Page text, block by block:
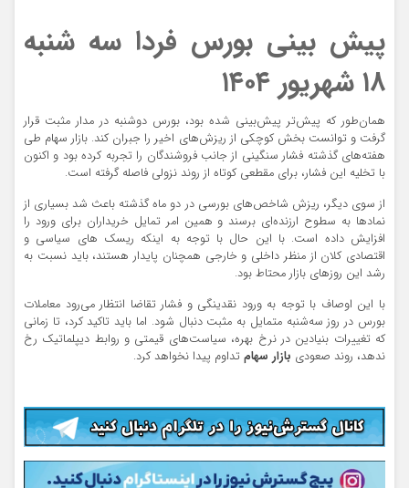
پیش ‌بینی بورس فردا سه‌ شنبه
۱۸ شهریور ۱۴۰۴
همان‌طور که پیش‌تر پیش‌بینی شده بود، بورس دوشنبه در مدار مثبت قرار
گرفت و توانست بخش کوچکی از ریزش‌های اخیر را جبران کند. بازار سهام طی
هفته‌های گذشته فشار سنگینی از جانب فروشندگان را تجربه کرده بود و اکنون
با تخلیه این فشار، برای مقطعی کوتاه از روند نزولی فاصله گرفته است.
از سوی دیگر، ریزش شاخص‌های بورسی در دو ماه گذشته باعث شد بسیاری از
نمادها به سطوح ارزنده‌ای برسند و همین امر تمایل خریداران برای ورود را
افزایش داده است. با این حال با توجه به اینکه ریسک های سیاسی و
اقتصادی کلان از منظر داخلی و خارجی همچنان پایدار هستند، باید نسبت به
رشد این روزهای بازار محتاط بود.
با این اوصاف با توجه به ورود نقدینگی و فشار تقاضا انتظار می‌رود معاملات
بورس در روز سه‌شنبه متمایل به مثبت دنبال شود. اما باید تاکید کرد، تا زمانی
که تغییرات بنیادین در نرخ بهره، سیاست‌های قیمتی و روابط دیپلماتیک رخ
ندهد، روند صعودی بازار سهام تداوم پیدا نخواهد کرد.